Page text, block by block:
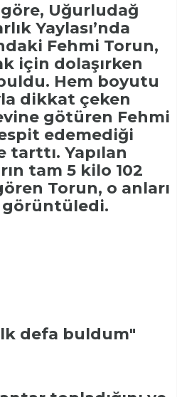
Uğurludağ
Yaylası’nda
Fehmi Torun,
için dolaşırken
Hem boyutu
dikkat çeken
götüren Fehmi
edemediği
tarttı. Yapılan
tam 5 kilo 102
Torun, o anları
defa buldum"